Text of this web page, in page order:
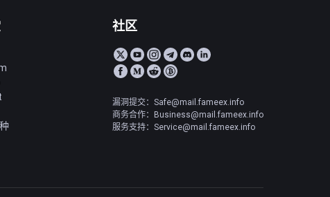
社区
漏洞提交：Safe@mail.fameex.info
商务合作：Business@mail.fameex.info
服务支持：Service@mail.fameex.info